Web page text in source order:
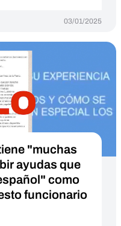
03/01/2025
"muchas
ayudas que
como
funcionario